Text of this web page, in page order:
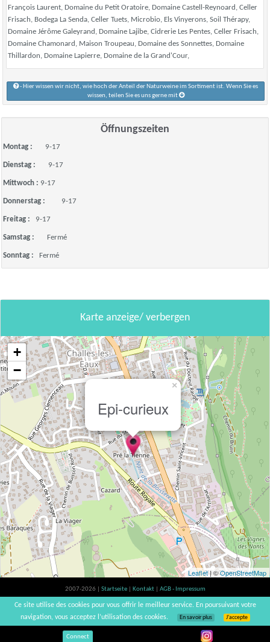
François Laurent, Domaine du Petit Oratoire, Domaine Castell-Reynoard, Celler
Frisach, Bodega La Senda, Celler Tuets, Microbio, Els Vinyerons, Soil Thérapy,
Domaine Jérôme Galeyrand, Domaine Lajibe, Cidrerie Les Pentes, Celler Frisach,
Domaine Chamonard, Maison Troupeau, Domaine des Sonnettes, Domaine
Thillardon, Domaine Lapierre, Domaine de la Grand'Cour,
- Hier wissen wir nicht, wie hoch der Anteil der Naturweine im Sortiment ist. Wenn Sie es
wissen, teilen Sie es uns gerne mit
Öffnungszeiten
Montag : 9-17
Dienstag : 9-17
Mittwoch : 9-17
Donnerstag : 9-17
Freitag : 9-17
Samstag : Fermé
Sonntag : Fermé
Karte anzeige/ verbergen
Epi-curieux
×
+
−
Leaflet| ©OpenStreetMap
2007-2026 | Startseite Kontakt
AGB - Impressum
Der Verzehr von Alkohol ist gesundheitsschädlich, Verzehr in Maßen empfohlen |
vinsnaturels | v3.12
Connect
Ce site utilise des cookies pour vous offrir le meilleur service. En poursuivant votre
navigation, vous acceptez l’utilisation des cookies.
En savoir plus J’accepte